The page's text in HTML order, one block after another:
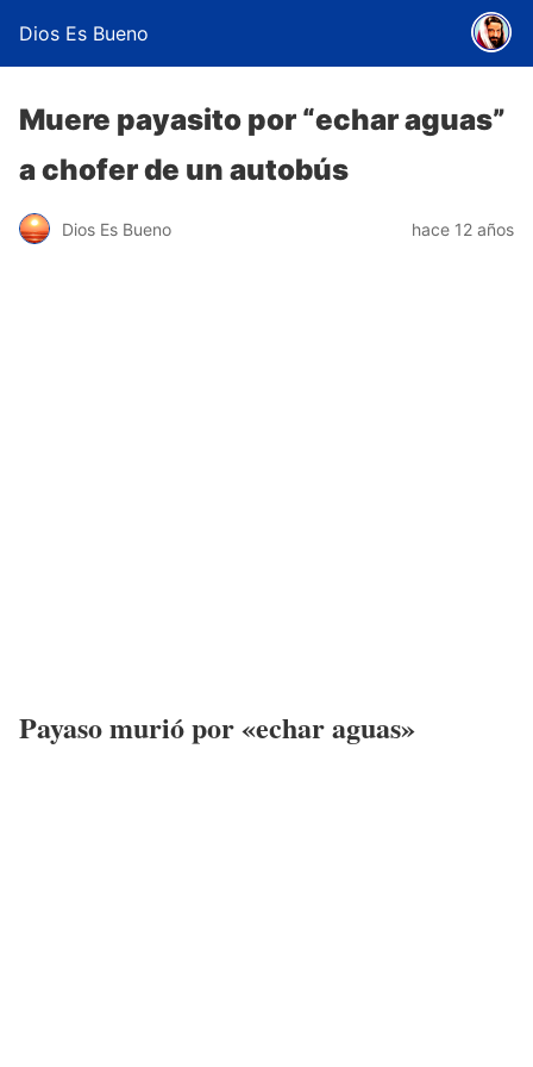
Dios Es Bueno
Muere payasito por “echar aguas”
a chofer de un autobús
Dios Es Bueno hace 12 años
Payaso murió por «echar aguas»